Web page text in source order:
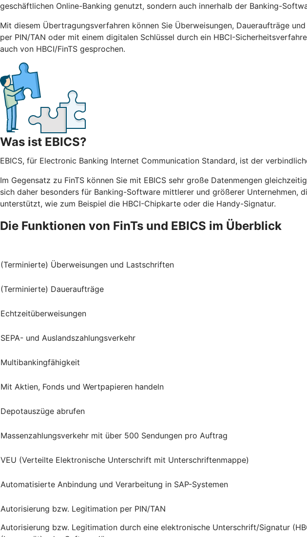
geschäftlichen Online-Banking genutzt, sondern auch innerhalb der Banking-
Mit diesem Übertragungsverfahren können Sie Überweisungen, Daueraufträge
per PIN/TAN oder mit einem digitalen Schlüssel durch ein HBCI-
auch von HBCI/FinTS gesprochen.
Was ist EBICS?
EBICS, für Electronic Banking Internet Communication Standard, ist der
Im Gegensatz zu FinTS können Sie mit EBICS sehr große Datenmengen
sich daher besonders für Banking-Software mittlerer und größerer Unternehmen,
unterstützt, wie zum Beispiel die HBCI-Chipkarte oder die Handy-Signatur.
Die Funktionen von FinTs und EBICS im Überblick
(Terminierte) Überweisungen und Lastschriften
(Terminierte) Daueraufträge
Echtzeitüberweisungen
SEPA- und Auslandszahlungsverkehr
Multibankingfähigkeit
Mit Aktien, Fonds und Wertpapieren handeln
Depotauszüge abrufen
Massenzahlungsverkehr mit über 500 Sendungen pro Auftrag
VEU (Verteilte Elektronische Unterschrift mit Unterschriftenmappe)
Automatisierte Anbindung und Verarbeitung in SAP-Systemen
Autorisierung bzw. Legitimation per PIN/TAN
Autorisierung bzw. Legitimation durch eine elektronische Unterschrift/Signatur